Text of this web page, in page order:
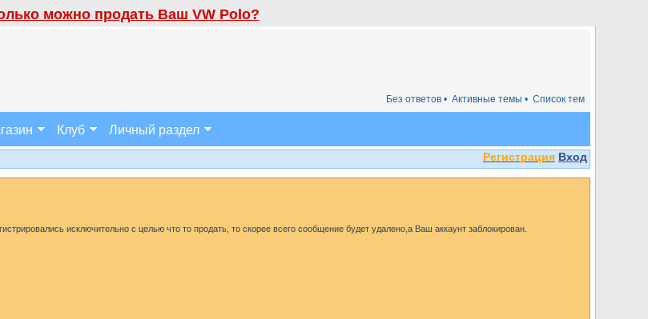
можно продать Ваш VW Polo?
Список тем
Активные темы •
Без ответов •
Клуб Личный раздел
Регистрация Вход
исключительно с целью что то продать, то скорее всего сообщение будет удалено,а Ваш аккаунт заблокирован.